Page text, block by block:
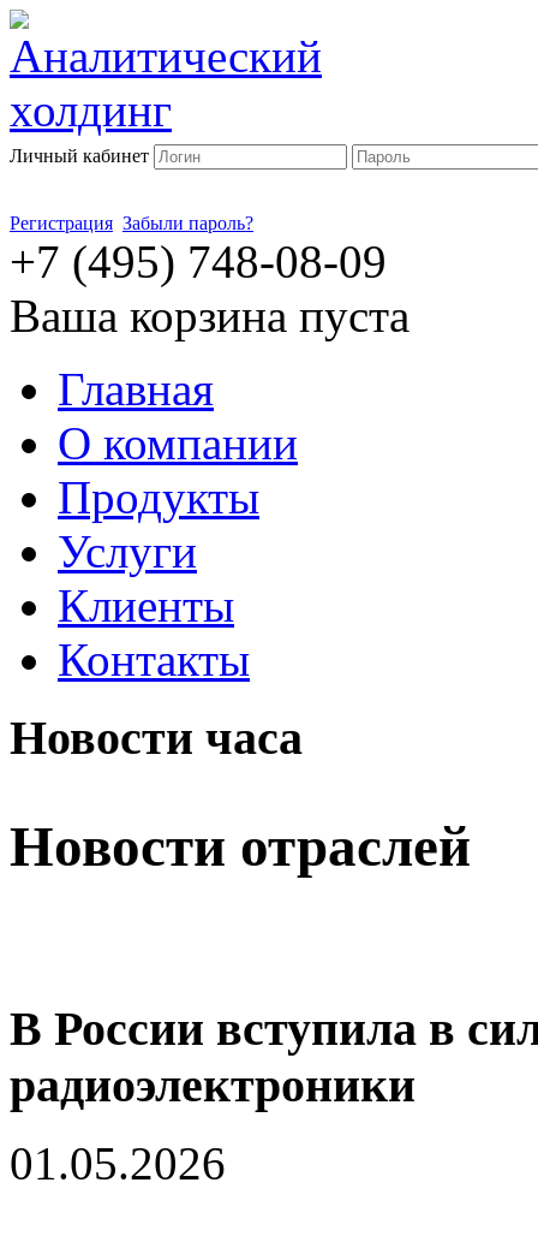
Личный кабинет
Регистрация Забыли пароль?
+7 (495) 748-08-09
Ваша корзина пуста
Главная
О компании
Продукты
Услуги
Клиенты
Контакты
Новости часа
Новости отраслей
В России вступила в
радиоэлектроники
01.05.2026